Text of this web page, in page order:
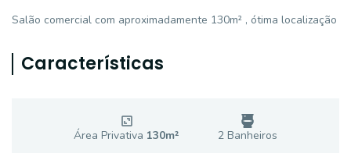
Salão comercial com aproximadamente 130m² , ótima localização
Características
Área Privativa 130m² 2 Banheiros